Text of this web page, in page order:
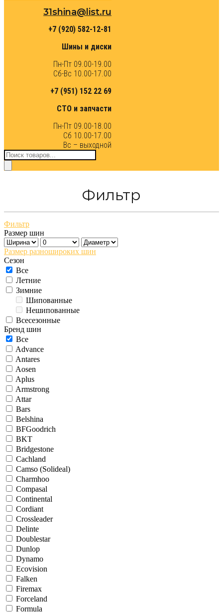
31shina@list.ru
+7 (920) 582-12-81
Шины и диски
Пн-Пт 09.00-19.00
Сб-Вс 10.00-17.00
+7 (951) 152 22 69
СТО и запчасти
Пн-Пт 09.00-18.00
Сб 10.00-17.00
Вс – выходной
Поиск
товаров
Фильтр
Фильтр
Размер шин
Размер разношироких шин
Сезон
Все
Летние
Зимние
Шипованные
Нешипованные
Всесезонные
Бренд шин
Все
Advance
Antares
Aosen
Aplus
Armstrong
Attar
Bars
Belshina
BFGoodrich
BKT
Bridgestone
Cachland
Camso (Solideal)
Charmhoo
Compasal
Continental
Cordiant
Crossleader
Delinte
Doublestar
Dunlop
Dynamo
Ecovision
Falken
Firemax
Forceland
Formula